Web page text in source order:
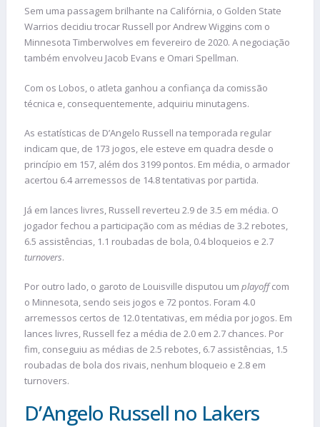
Sem uma passagem brilhante na Califórnia, o Golden State
Warrios decidiu trocar Russell por Andrew Wiggins com o
Minnesota Timberwolves em fevereiro de 2020. A negociação
também envolveu Jacob Evans e Omari Spellman.
Com os Lobos, o atleta ganhou a confiança da comissão
técnica e, consequentemente, adquiriu minutagens.
As estatísticas de D’Angelo Russell na temporada regular
indicam que, de 173 jogos, ele esteve em quadra desde o
princípio em 157, além dos 3199 pontos. Em média, o armador
acertou 6.4 arremessos de 14.8 tentativas por partida.
Já em lances livres, Russell reverteu 2.9 de 3.5 em média. O
jogador fechou a participação com as médias de 3.2 rebotes,
6.5 assistências, 1.1 roubadas de bola, 0.4 bloqueios e 2.7
turnovers.
Por outro lado, o garoto de Louisville disputou um playoffcom
o Minnesota, sendo seis jogos e 72 pontos. Foram 4.0
arremessos certos de 12.0 tentativas, em média por jogos. Em
lances livres, Russell fez a média de 2.0 em 2.7 chances. Por
fim, conseguiu as médias de 2.5 rebotes, 6.7 assistências, 1.5
roubadas de bola dos rivais, nenhum bloqueio e 2.8 em
turnovers.
D’Angelo Russell no Lakers